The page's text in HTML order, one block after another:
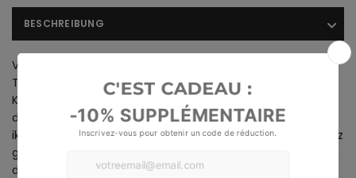
BESCHREIBUNG
Verleihen Sie Ihrem Zuhause einen wilden und eleganten
Touch mit dieser realistischen Tigerstatuette aus
Kunstharz. Mit den Maßen 42x11x20 cm fängt diese
detaillierte Skulptur die Majestät und Kraft dieses
ikonischen Tieres ein. Sie ist aus hochwertigem Kunstharz
gefertigt und verfügt über eine sorgfältige Verarbeitung,
die ihr ein unglaublich realistisches Aussehen verleiht.